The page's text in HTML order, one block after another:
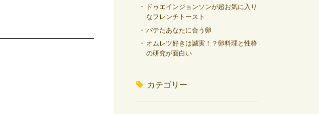
ドゥエインジョンソンが超お気に入り
なフレンチトースト
バテたあなたに合う卵
オムレツ好きは誠実！？卵料理と性格
の研究が面白い
カテゴリー